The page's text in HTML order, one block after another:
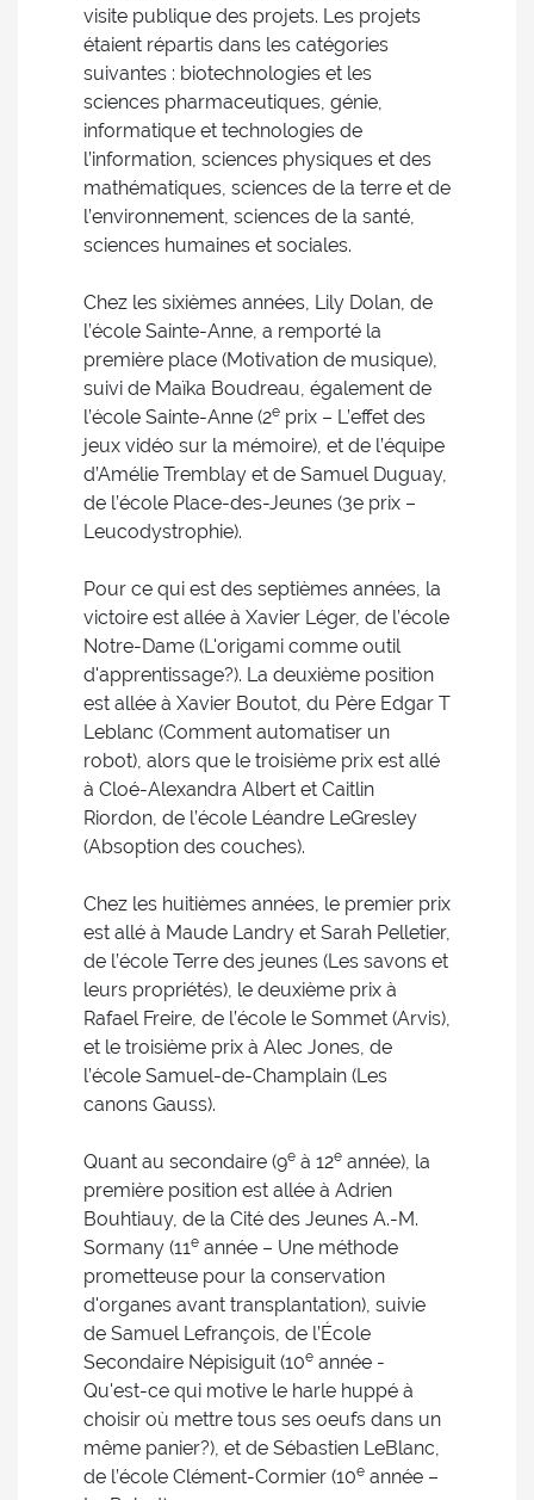
visite publique des projets. Les projets
étaient répartis dans les catégories
suivantes : biotechnologies et les
sciences pharmaceutiques, génie,
informatique et technologies de
l’information, sciences physiques et des
mathématiques, sciences de la terre et de
l’environnement, sciences de la santé,
sciences humaines et sociales.
Chez les sixièmes années, Lily Dolan, de
l’école Sainte-Anne, a remporté la
première place (Motivation de musique),
suivi de Maïka Boudreau, également de
l’école Sainte-Anne (2e prix – L’effet des
jeux vidéo sur la mémoire), et de l’équipe
d’Amélie Tremblay et de Samuel Duguay,
de l’école Place-des-Jeunes (3e prix –
Leucodystrophie).
Pour ce qui est des septièmes années, la
victoire est allée à Xavier Léger, de l’école
Notre-Dame (L'origami comme outil
d'apprentissage?). La deuxième position
est allée à Xavier Boutot, du Père Edgar T
Leblanc (Comment automatiser un
robot), alors que le troisième prix est allé
à Cloé-Alexandra Albert et Caitlin
Riordon, de l’école Léandre LeGresley
(Absoption des couches).
Chez les huitièmes années, le premier prix
est allé à Maude Landry et Sarah Pelletier,
de l’école Terre des jeunes (Les savons et
leurs propriétés), le deuxième prix à
Rafael Freire, de l’école le Sommet (Arvis),
et le troisième prix à Alec Jones, de
l’école Samuel-de-Champlain (Les
canons Gauss).
Quant au secondaire (9e à 12e année), la
première position est allée à Adrien
Bouhtiauy, de la Cité des Jeunes A.-M.
Sormany (11e année – Une méthode
prometteuse pour la conservation
d'organes avant transplantation), suivie
de Samuel Lefrançois, de l’École
Secondaire Népisiguit (10e année -
Qu'est-ce qui motive le harle huppé à
choisir où mettre tous ses oeufs dans un
même panier?), et de Sébastien LeBlanc,
de l’école Clément-Cormier (10e année –